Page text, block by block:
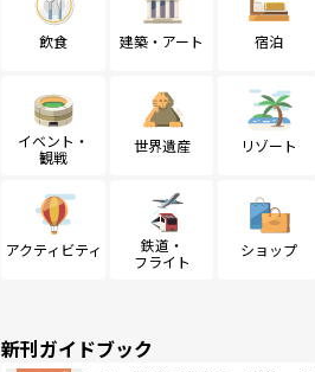
飲食 建築・アート 宿泊
イベント・
観戦
世界遺産 リゾート
アクティビティ
鉄道・
フライト
ショップ
新刊ガイドブック